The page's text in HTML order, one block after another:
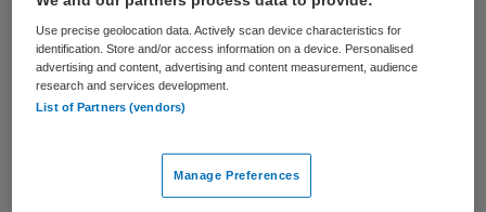
nadat hij tot tweemaal toe was onderzocht
door de afdeling cardiologie van het
ziekenhuis. In 2013 was er al een sterfgeval
van een 16-jarige meisje. Na het overlijden
het Erasmus MC gevraagd om de
verantwoordelijkheid van de afdeling op
Use precise geolocation data. Actively scan device characteristics for
identification. Store and/or access information on a device. Personalised
advertising and content, advertising and content measurement, audience
research and services development.
List of Partners (vendors)
Manage Preferences